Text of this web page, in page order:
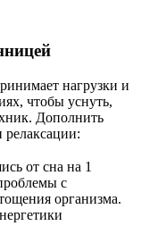
нагрузки и
чтобы уснуть,
Дополнить
от сна на 1
с
организма.